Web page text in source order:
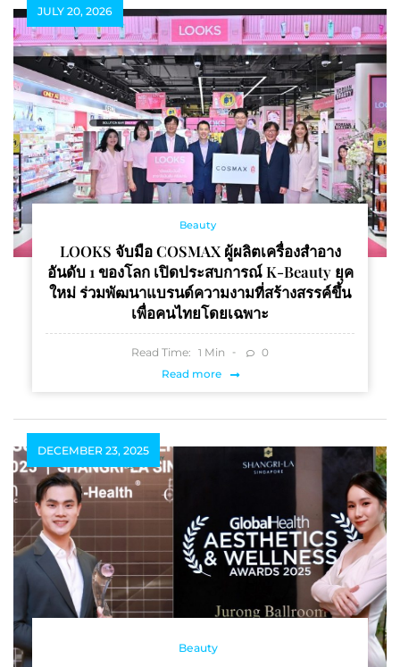
JULY 20, 2026
Beauty
LOOKS จับมือ COSMAX ผู้ผลิตเครื่องสำอาง
อันดับ 1 ของโลก เปิดประสบการณ์ K-Beauty ยุค
ใหม่ ร่วมพัฒนาแบรนด์ความงามที่สร้างสรรค์ขึ้น
เพื่อคนไทยโดยเฉพาะ
Read Time: 1 Min
0
Read more
DECEMBER 23, 2025
Beauty